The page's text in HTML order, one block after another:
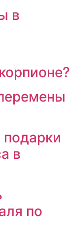
в
подарки
в
по